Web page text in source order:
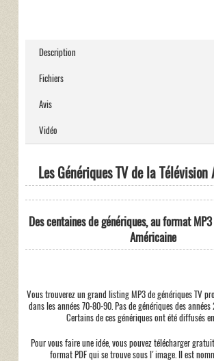
Description
Fichiers
Avis
Vidéo
Les Génériques TV de la
Des centaines de génériques, au format
Américaine
Vous trouverez un grand listing MP3 de génériques TV
dans les années 70-80-90. Pas de génériques des années
Certains de ces génériques ont été diffusés
Pour vous faire une idée, vous pouvez télécharger
format PDF qui se trouve sous l'image. Il est